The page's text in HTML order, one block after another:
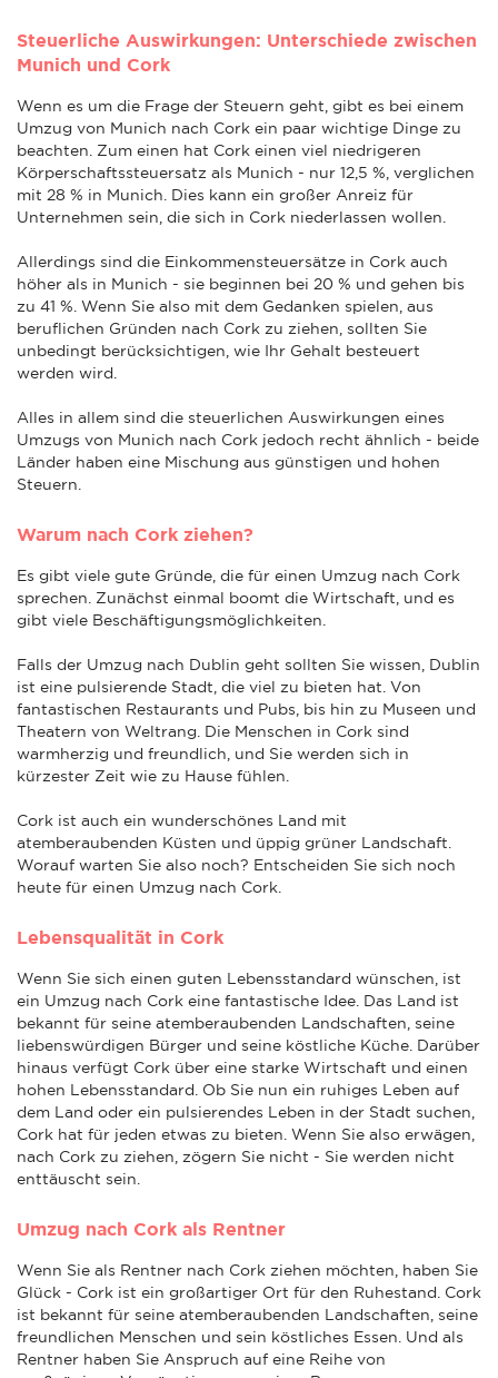
Steuerliche Auswirkungen: Unterschiede zwischen
Munich und Cork
Wenn es um die Frage der Steuern geht, gibt es bei einem
Umzug von Munich nach Cork ein paar wichtige Dinge zu
beachten. Zum einen hat Cork einen viel niedrigeren
Körperschaftssteuersatz als Munich - nur 12,5 %, verglichen
mit 28 % in Munich. Dies kann ein großer Anreiz für
Unternehmen sein, die sich in Cork niederlassen wollen.
Allerdings sind die Einkommensteuersätze in Cork auch
höher als in Munich - sie beginnen bei 20 % und gehen bis
zu 41 %. Wenn Sie also mit dem Gedanken spielen, aus
beruflichen Gründen nach Cork zu ziehen, sollten Sie
unbedingt berücksichtigen, wie Ihr Gehalt besteuert
werden wird.
Alles in allem sind die steuerlichen Auswirkungen eines
Umzugs von Munich nach Cork jedoch recht ähnlich - beide
Länder haben eine Mischung aus günstigen und hohen
Steuern.
Warum nach Cork ziehen?
Es gibt viele gute Gründe, die für einen Umzug nach Cork
sprechen. Zunächst einmal boomt die Wirtschaft, und es
gibt viele Beschäftigungsmöglichkeiten.
Falls der Umzug nach Dublin geht sollten Sie wissen, Dublin
ist eine pulsierende Stadt, die viel zu bieten hat. Von
fantastischen Restaurants und Pubs, bis hin zu Museen und
Theatern von Weltrang. Die Menschen in Cork sind
warmherzig und freundlich, und Sie werden sich in
kürzester Zeit wie zu Hause fühlen.
Cork ist auch ein wunderschönes Land mit
atemberaubenden Küsten und üppig grüner Landschaft.
Worauf warten Sie also noch? Entscheiden Sie sich noch
heute für einen Umzug nach Cork.
Lebensqualität in Cork
Wenn Sie sich einen guten Lebensstandard wünschen, ist
ein Umzug nach Cork eine fantastische Idee. Das Land ist
bekannt für seine atemberaubenden Landschaften, seine
liebenswürdigen Bürger und seine köstliche Küche. Darüber
hinaus verfügt Cork über eine starke Wirtschaft und einen
hohen Lebensstandard. Ob Sie nun ein ruhiges Leben auf
dem Land oder ein pulsierendes Leben in der Stadt suchen,
Cork hat für jeden etwas zu bieten. Wenn Sie also erwägen,
nach Cork zu ziehen, zögern Sie nicht - Sie werden nicht
enttäuscht sein.
Umzug nach Cork als Rentner
Wenn Sie als Rentner nach Cork ziehen möchten, haben Sie
Glück - Cork ist ein großartiger Ort für den Ruhestand. Cork
ist bekannt für seine atemberaubenden Landschaften, seine
freundlichen Menschen und sein köstliches Essen. Und als
Rentner haben Sie Anspruch auf eine Reihe von